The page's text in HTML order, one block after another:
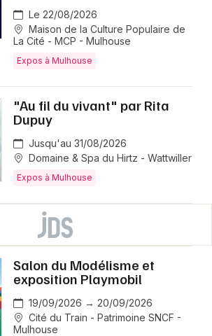
Le 22/08/2026
Maison de la Culture Populaire de
La Cité - MCP - Mulhouse
Expos à Mulhouse
"Au fil du vivant" par Rita
Dupuy
Jusqu'au 31/08/2026
Domaine & Spa du Hirtz - Wattwiller
Expos à Mulhouse
Salon du Modélisme et
exposition Playmobil
19/09/2026 → 20/09/2026
Cité du Train - Patrimoine SNCF -
Mulhouse